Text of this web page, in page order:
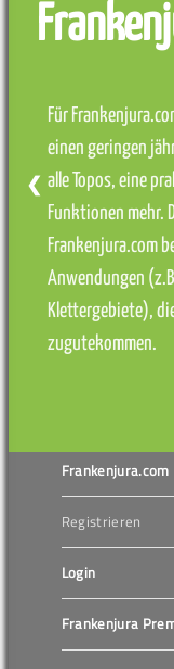
Für
einen geringen
alle Topos, eine
Funktionen mehr.
Frankenjura.com
Anwendungen
Klettergebiete),
zugutekommen.
❮
Frankenjura.com
Registrieren
Login
Frankenjura